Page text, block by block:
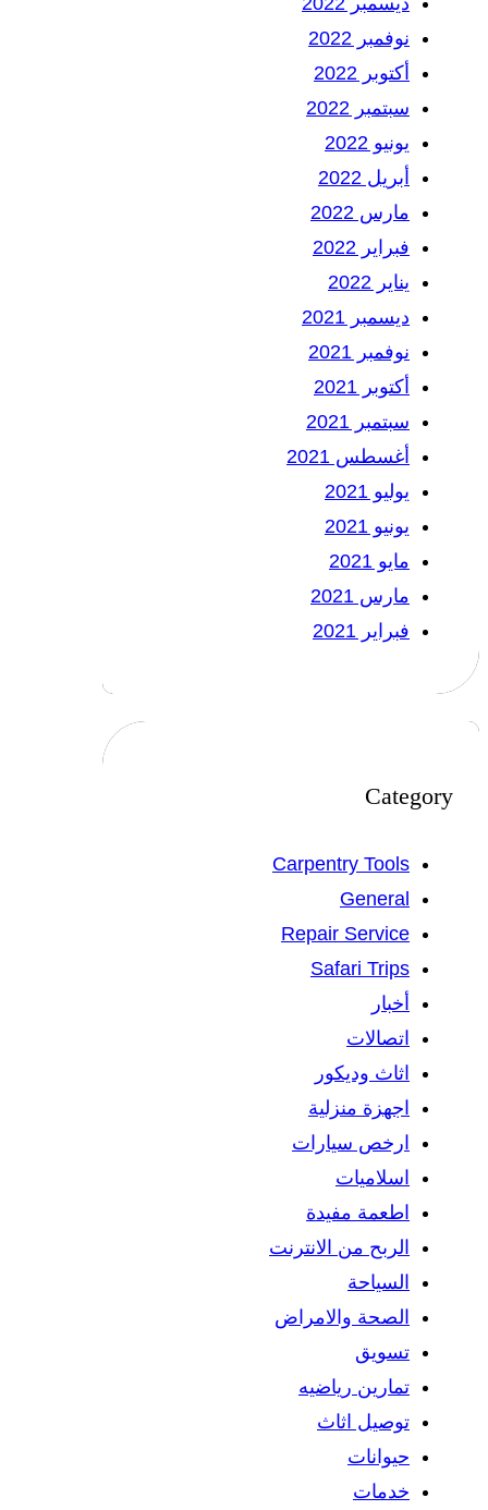
نوفمبر 2022
أكتوبر 2022
سبتمبر 2022
يونيو 2022
أبريل 2022
مارس 2022
فبراير 2022
يناير 2022
ديسمبر 2021
نوفمبر 2021
أكتوبر 2021
سبتمبر 2021
أغسطس 2021
يوليو 2021
يونيو 2021
مايو 2021
مارس 2021
فبراير 2021
Category
Carpentry Tools
General
Repair Service
Safari Trips
أخبار
اتصالات
اثاث وديكور
اجهزة منزلية
ارخص سيارات
اسلاميات
اطعمة مفيدة
الربح من الانترنت
السياحة
الصحة والامراض
تسويق
تمارين رياضيه
توصيل اثاث
حيوانات
خدمات